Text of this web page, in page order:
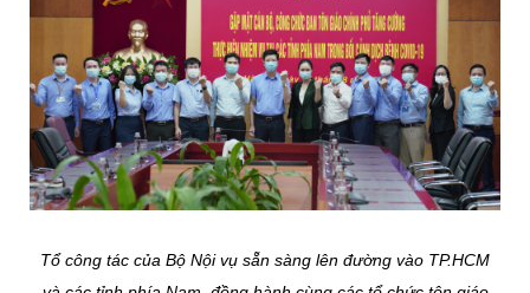
Tổ công tác của Bộ Nội vụ sẵn sàng lên đường vào TP.HCM